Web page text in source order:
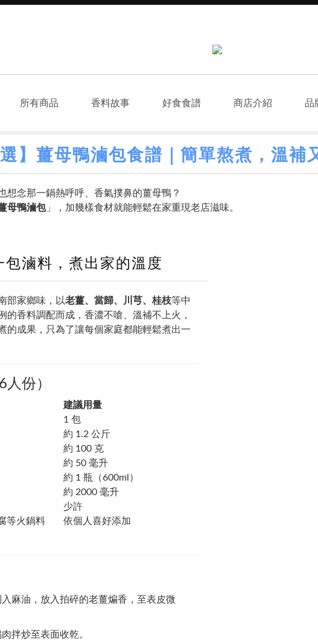
所有商品 香料故事 好食食譜 商店介紹 品
】薑母鴨滷包食譜｜簡單熬煮，溫補
想念那一鍋熱呼呼、香氣撲鼻的薑母鴨？
母鴨滷包」，加幾樣食材就能輕鬆在家重現老店滋味。
包滷料，煮出家的溫度
部家鄉味，以老薑、當歸、川芎、桂枝等中
的香料調配而成，香濃不嗆、溫補不上火，
的成果，只為了讓每個家庭都能輕鬆煮出一
份）
建議用量
1 包
約 1.2 公斤
約 100 克
約 50 毫升
約 1 瓶（600ml）
約 2000 毫升
少許
等火鍋料
依個人喜好添加
入麻油，放入拍碎的老薑煸香，至表皮微
肉拌炒至表面收乾。